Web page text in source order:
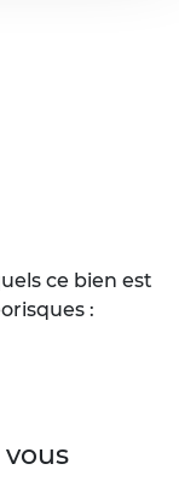
ce bien est
: